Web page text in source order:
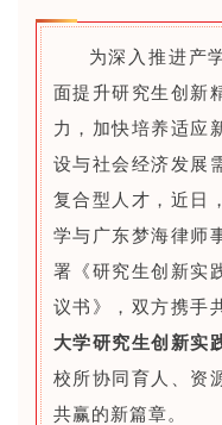
为深入推进产
面提升研究生创新
力，加快培养适应
设与社会经济发展
复合型人才，近日
学与广东梦海律师
署《研究生创新实
议书》，双方携手
大学研究生创新实
校所协同育人、资
共赢的新篇章。